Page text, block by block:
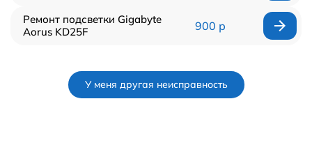
Ремонт подсветки Gigabyte
Aorus KD25F
900 р
У меня другая неисправность